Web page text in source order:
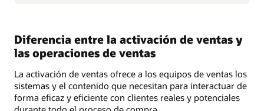
Diferencia entre la activación de ventas y
las operaciones de ventas
La activación de ventas ofrece a los equipos de ventas los
sistemas y el contenido que necesitan para interactuar de
forma eficaz y eficiente con clientes reales y potenciales